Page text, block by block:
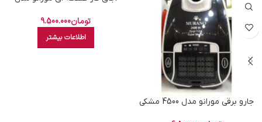
جارو برقی مورانو مدل 4500 مشکی
تومان9.500.000
اطلاعات بیشتر